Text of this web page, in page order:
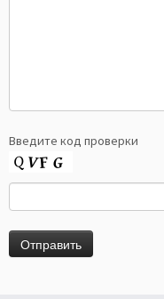
Введите код проверки